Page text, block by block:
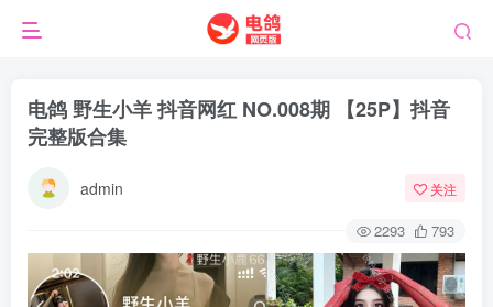
电鸽 野生小羊 抖音网红 NO.008期 【25P】抖音
完整版合集
admin 关注
2293 793